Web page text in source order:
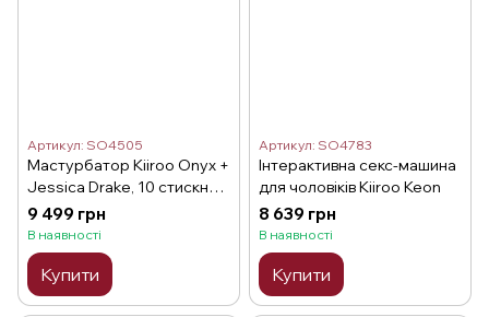
Артикул: SO4505
Мастурбатор Kiiroo Onyx +
Jessica Drake, 10 стискних
кілець
9 499 грн
В наявності
Купити
Артикул: SO4783
Інтерактивна секс-машина
для чоловіків Kiiroo Keon
8 639 грн
В наявності
Купити